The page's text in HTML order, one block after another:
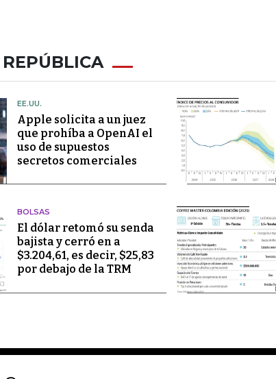
EE.UU.
Apple solicita a un juez
que prohíba a OpenAI el
uso de supuestos
secretos comerciales
BOLSAS
El dólar retomó su senda
bajista y cerró en a
$3.204,61, es decir, $25,83
por debajo de la TRM